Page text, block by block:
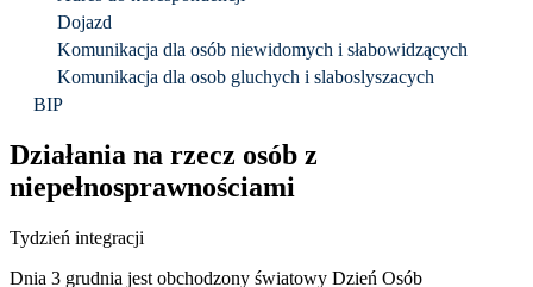
Dojazd
Komunikacja dla osób niewidomych i słabowidzących
Komunikacja dla osob gluchych i slaboslyszacych
BIP
Działania na rzecz osób z
niepełnosprawnościami
Tydzień integracji
Dnia 3 grudnia jest obchodzony światowy Dzień Osób